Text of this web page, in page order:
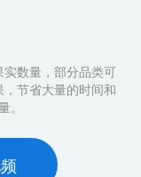
数量，部分品类可
节省大量的时间和